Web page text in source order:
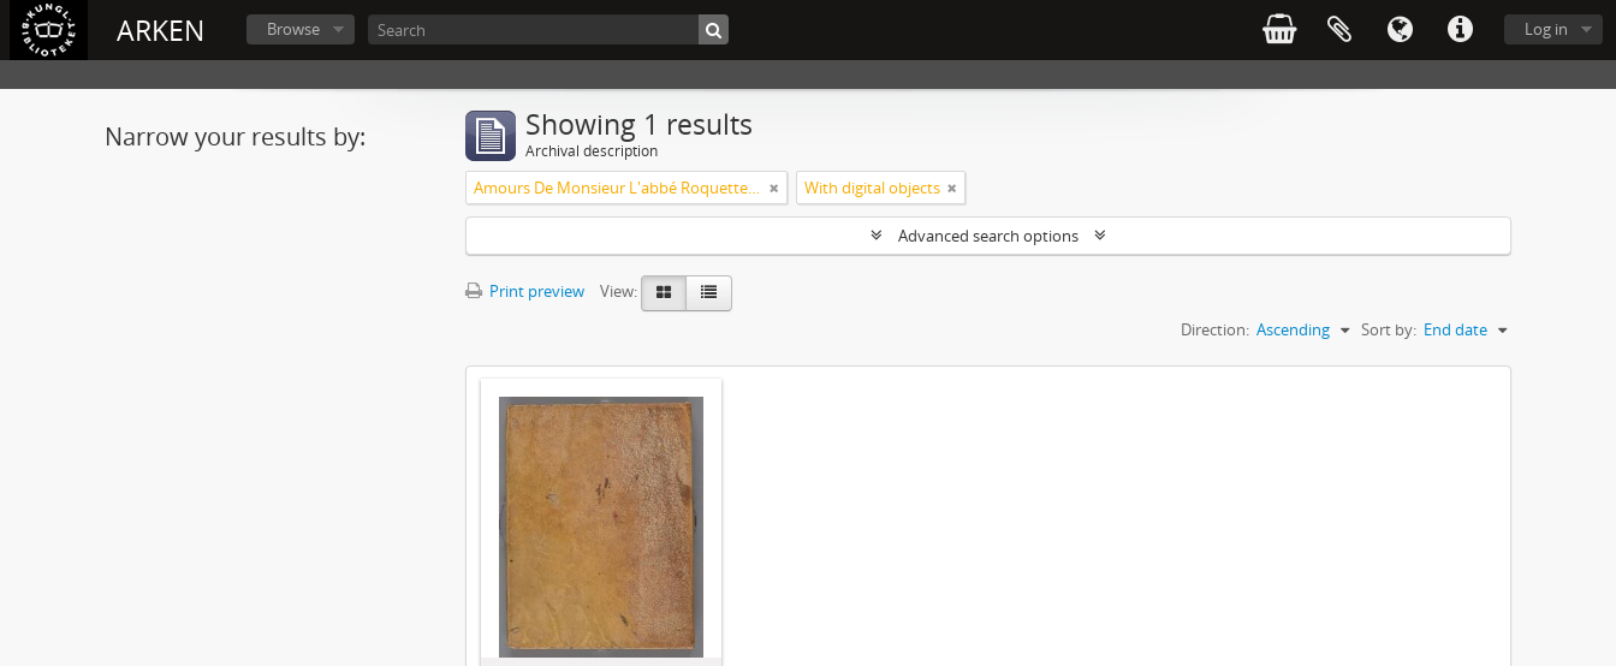
ARKEN Log in
Browse
Narrow your results by: Showing 1 results
Archival description
Amours De Monsieur L'abbé Roquette avec Mademoiselle de Montauzier par Monsieur L'abbé Le Camus 1667 With digital objects
Advanced search options
Print preview
View:
Sort by: End date
Direction: Ascending